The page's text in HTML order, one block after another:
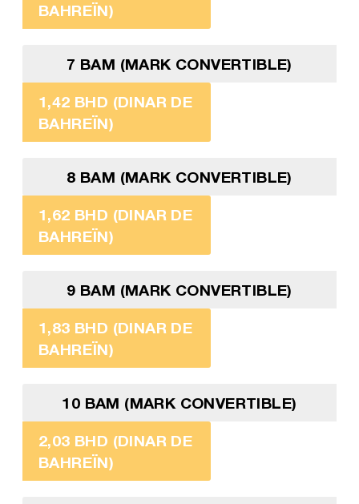
BAHREÏN)
7 BAM (MARK CONVERTIBLE)
1,42 BHD (DINAR DE
BAHREÏN)
8 BAM (MARK CONVERTIBLE)
1,62 BHD (DINAR DE
BAHREÏN)
9 BAM (MARK CONVERTIBLE)
1,83 BHD (DINAR DE
BAHREÏN)
10 BAM (MARK CONVERTIBLE)
2,03 BHD (DINAR DE
BAHREÏN)